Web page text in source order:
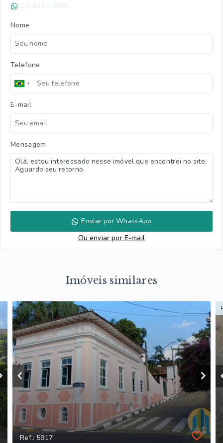
(11) 4154-5889
Nome
Telefone
E-mail
Mensagem
Enviar por WhatsApp
Ou enviar por E-mail
Imóveis similares
Ref.: 5917